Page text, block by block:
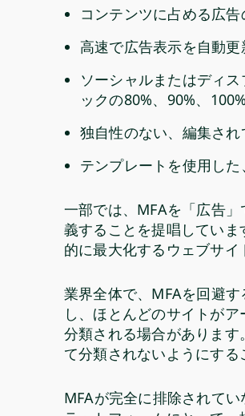
コンテンツに占める広
高速で広告表示を自動更
ソーシャルまたはディ
ックの80%、90%、
独自性のない、編集さ
テンプレートを使用し
一部では、MFAを「広告
義することを提唱してい
的に最大化するウェブサ
業界全体で、MFAを回避
し、ほとんどのサイトが
分類される場合がありま
て分類されないようにする
MFAが完全に排除されて